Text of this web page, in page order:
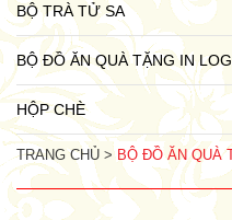
BỘ TRÀ TỬ SA
BỘ ĐỒ ĂN QUÀ TẶNG IN
HỘP CHÈ
TRANG CHỦ > BỘ ĐỒ ĂN QUÀ